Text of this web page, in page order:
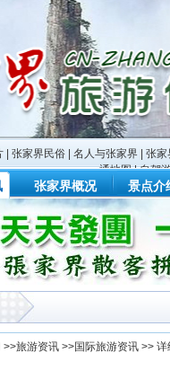
张家界民俗 名人与张家界 张家
通地图|自驾
张家界概况 景点介
>>旅游资讯 >>国际旅游资讯 >> 详